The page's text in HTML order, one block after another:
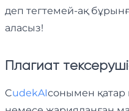
деп тегтемей-ақ
аласыз!
Плагиат
CudekAIсонымен қатар